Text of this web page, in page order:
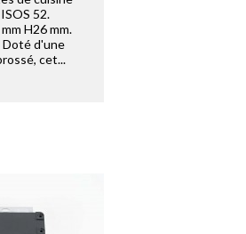
52.
H26 mm.
Doté d'une
cet...